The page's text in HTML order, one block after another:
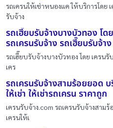
รถเครนให้เช่าหนองเเค ให้บริการโดย
รับจ้าง
รถเฮี๊ยบรับจ้างบางบัวทอง โ
รถเครนรับจ้าง รถเฮี๊ยบรับจ้า
รถเฮี๊ยบรับจ้างบางบัวทอง โดย เครนรั
เคร
รถเครนรับจ้างสามร้อยยอด บ
ให้เช่า ให้เช่ารถเครน ราคาถูก
เครนรับจ้าง.com รถเครนรับจ้างสาม
เครนให้เ